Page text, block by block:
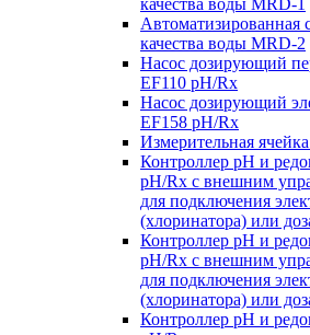
Автоматизированная
качества воды MRD-2
Насос дозирующий
EF110 pH/Rx
Насос дозирующий
EF158 pH/Rx
Измерительная
Контроллер рН и
pH/Rx с внешним
для подключения
(хлоринатора) или
Контроллер рН и
pH/Rx с внешним
для подключения
(хлоринатора) или
Контроллер рН и